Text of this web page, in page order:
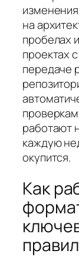
на
пробелах
проектах
передаче
работают
каждую
окупится.
Как